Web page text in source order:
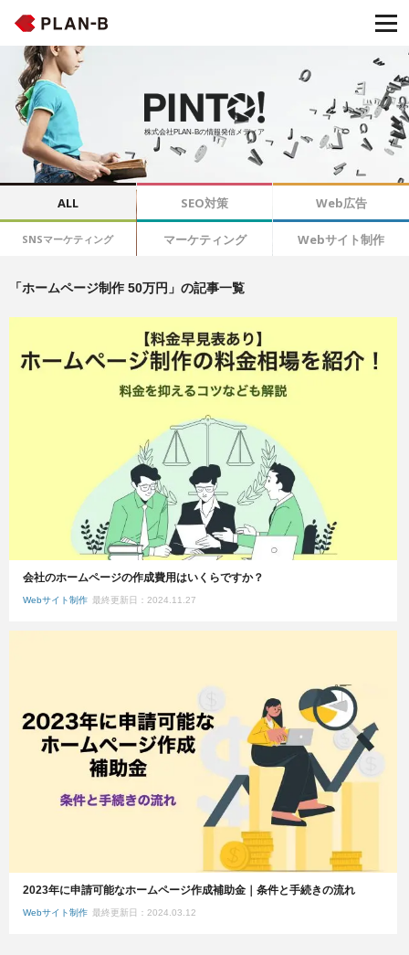
株式会社PLAN-Bの情報発信メディア
ALL SEO対策 Web広告
SNSマーケティング マーケティング Webサイト制作
「ホームページ制作 50万円」の記事一覧
会社のホームページの作成費用はいくらですか？
Webサイト制作 最終更新日：2024.11.27
2023年に申請可能なホームページ作成補助金｜条件と手続きの流れ
Webサイト制作 最終更新日：2024.03.12